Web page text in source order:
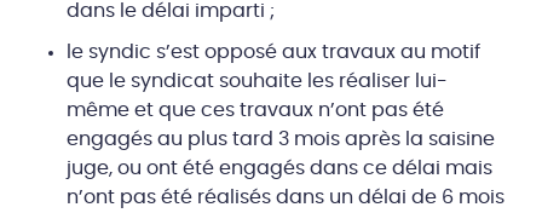
dans le délai imparti ;
le syndic s’est opposé aux travaux au motif
que le syndicat souhaite les réaliser lui-
même et que ces travaux n’ont pas été
engagés au plus tard 3 mois après la saisine
juge, ou ont été engagés dans ce délai mais
n’ont pas été réalisés dans un délai de 6 mois